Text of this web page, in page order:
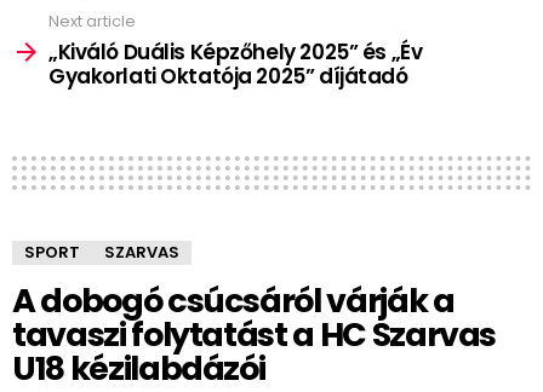
Next article
„Kiváló Duális Képzőhely 2025” és „Év
Gyakorlati Oktatója 2025” díjátadó
SPORT SZARVAS
A dobogó csúcsáról várják a
tavaszi folytatást a HC Szarvas
U18 kézilabdázói